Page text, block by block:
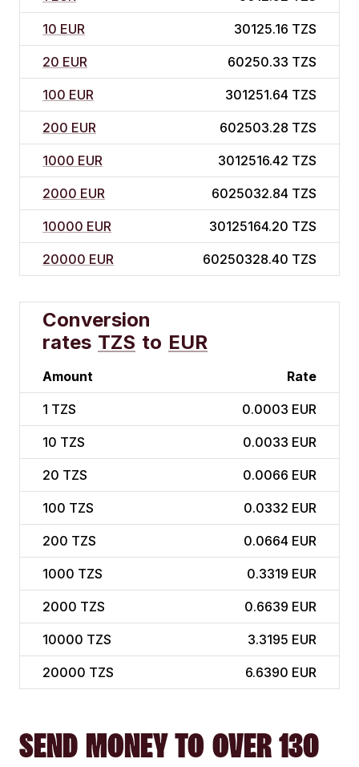
10 EUR 30125.16 TZS
20 EUR 60250.33 TZS
100 EUR 301251.64 TZS
200 EUR 602503.28 TZS
1000 EUR 3012516.42 TZS
2000 EUR 6025032.84 TZS
10000 EUR 30125164.20 TZS
20000 EUR 60250328.40 TZS
Conversion
rates TZS to EUR
Amount Rate
1 TZS 0.0003 EUR
10 TZS 0.0033 EUR
20 TZS 0.0066 EUR
100 TZS 0.0332 EUR
200 TZS 0.0664 EUR
1000 TZS 0.3319 EUR
2000 TZS 0.6639 EUR
10000 TZS 3.3195 EUR
20000 TZS 6.6390 EUR
SEND MONEY TO OVER 130